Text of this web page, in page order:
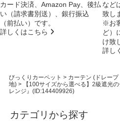
カード決済、Amazon Pay、後払
い（請求書別送）、銀行振込
（前払い）です。
詳しくはこちら
など
致し
※お
ど）
け致
詳し
びっくりカーペット > カーテン (ドレー
地)>
【100サイズから選べる】2級遮光
レンジ』(ID:144409926)
カテゴリから探す